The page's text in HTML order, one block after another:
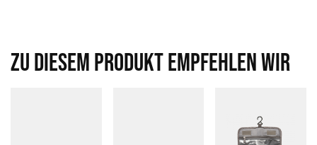
ZU DIESEM PRODUKT EMPFEHLEN WIR